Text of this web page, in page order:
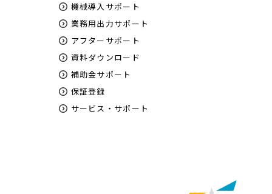
機械導入サポート
業務用出力サポート
アフターサポート
資料ダウンロード
補助金サポート
保証登録
サービス・サポート